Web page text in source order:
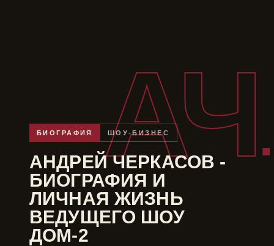
АЧ
БИОГРАФИЯ ШОУ-БИЗНЕС
АНДРЕЙ ЧЕРКАСОВ -
БИОГРАФИЯ И
ЛИЧНАЯ ЖИЗНЬ
ВЕДУЩЕГО ШОУ
ДОМ-2